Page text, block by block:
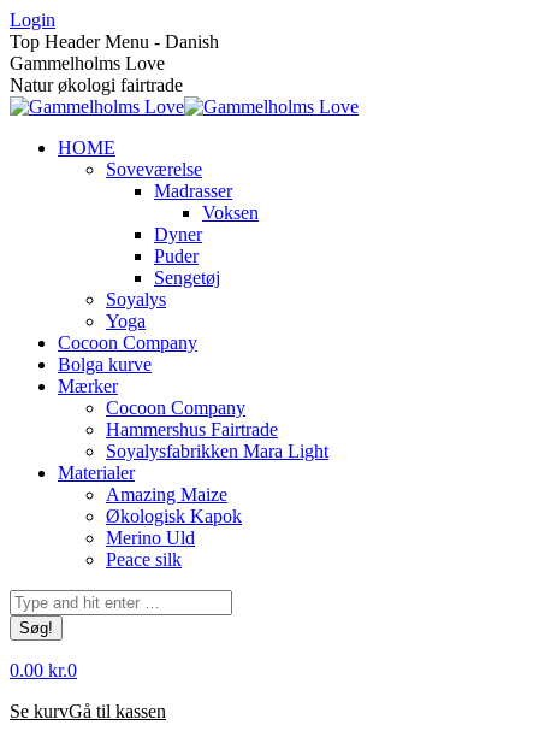
Skip
to
content
Login
Top Header Menu - Danish
Gammelholms Love
Natur økologi fairtrade
HOME
Soveværelse
Madrasser
Voksen
Dyner
Puder
Sengetøj
Soyalys
Yoga
Cocoon Company
Bolga kurve
Mærker
Cocoon Company
Hammershus Fairtrade
Soyalysfabrikken Mara Light
Materialer
Amazing Maize
Økologisk Kapok
Merino Uld
Peace silk
Søg:
0.00 kr.0
Se kurvGå til kassen